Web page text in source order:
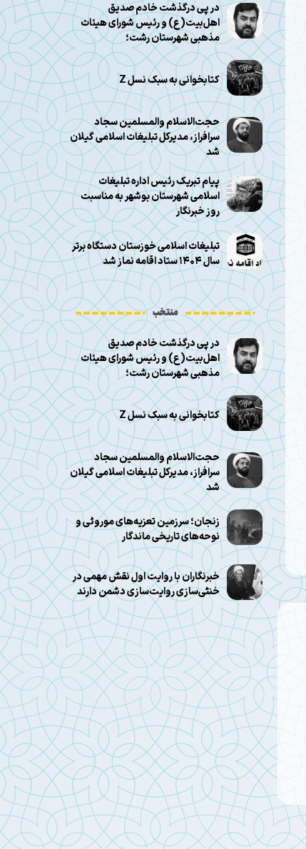
در پی درگذشت خادم صدیق
اهل‌بیت(ع) و رئیس شورای هیئات
مذهبی شهرستان رشت؛
کتابخوانی به سبک نسل Z
حجت‌الاسلام والمسلمین سجاد
سرافراز، مدیرکل تبلیغات اسلامی گیلان
شد
پیام تبریک رئیس اداره تبلیغات
اسلامی شهرستان بوشهر به مناسبت
روز خبرنگار
تبلیغات اسلامی خوزستان دستگاه برتر
سال ۱۴۰۴ ستاد اقامه نماز شد
منتخب
در پی درگذشت خادم صدیق
اهل‌بیت(ع) و رئیس شورای هیئات
مذهبی شهرستان رشت؛
کتابخوانی به سبک نسل Z
حجت‌الاسلام والمسلمین سجاد
سرافراز، مدیرکل تبلیغات اسلامی گیلان
شد
زنجان؛ سرزمین تعزیه‌های موروثی و
نوحه‌های تاریخی ماندگار
خبرنگاران با روایت اول نقش مهمی در
خنثی‌سازی روایت‌سازی دشمن دارند